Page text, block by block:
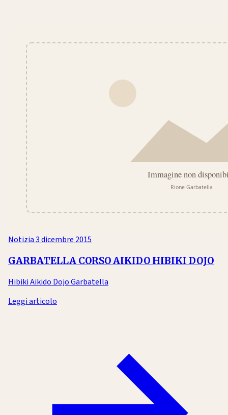
Notizia3 dicembre 2015
GARBATELLA CORSO AIKIDO HIBIKI DOJO
Hibiki Aikido Dojo Garbatella
Leggi articolo